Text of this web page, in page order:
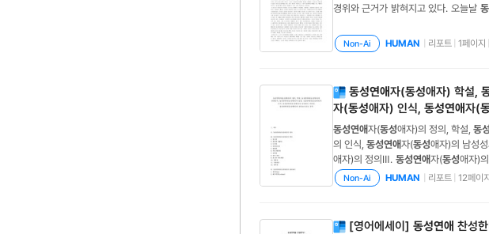
경위와 근거가 밝혀지고 있다. 오늘날
없으며 차별 할 수 없다. 또한동성연애
Non-Ai HUMAN 리포트 1페이지
동성연애자(동성애자) 학설,
자(동성애자) 인식, 동성연애자(
동성연애자(동성애자)의 정의, 학설, 동
의 인식, 동성연애자(동성애자)의 남성
애자)의 정의Ⅲ. 동성연애자(동성애자)
7. 심병설8. 성적 격리9. 호르몬 비조화
y)2. 레즈비언(Lesbian)3
Non-Ai HUMAN 리포트 12페이지
[영어에세이] 동성연애 찬성